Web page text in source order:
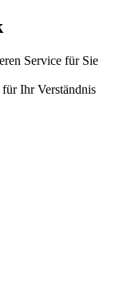
Service für Sie
Ihr Verständnis